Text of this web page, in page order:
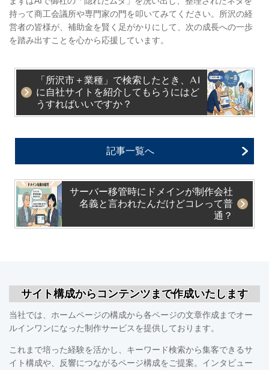
持って商工会議所や専門家の門を叩いてみてください。所沢の経
営者の皆様が、補助金を賢く足がかりにして、次の成長への一歩
を踏み出すことを心から応援しています。
「所沢市＋業種」で検索したとき、AI
に自社サイトを紹介してもらうにはど
うすればいいですか？
記事一覧へ
サーバー移管時にドメインが制作会社
名義と言われたんだけどコレって普
通？
サイト構成からコンテンツまで作成いたします
当社では、ホームページの構成から各ページの文章作成までオー
ルインワンになった制作サービスを提供しております。
これまで培った経験を活かし、キーワード検索から集客できるサ
イト構成や、反響につながるページ構成をご提案。インタビュー